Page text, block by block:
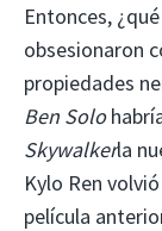
Entonces,
obsesionaron
propiedades
Ben Solo
Skywalkerla
Kylo Ren
película